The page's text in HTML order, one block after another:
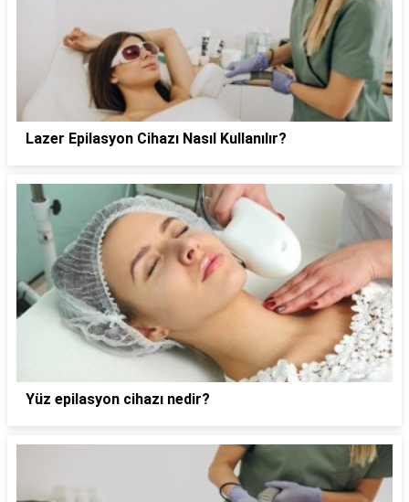
Lazer Epilasyon Cihazı Nasıl Kullanılır?
Yüz epilasyon cihazı nedir?